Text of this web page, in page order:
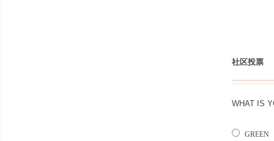
社区投票
WHAT IS
GREEN